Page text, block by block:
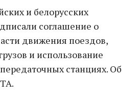
и белорусских
соглашение о
движения поездов,
и использование
станциях. Об